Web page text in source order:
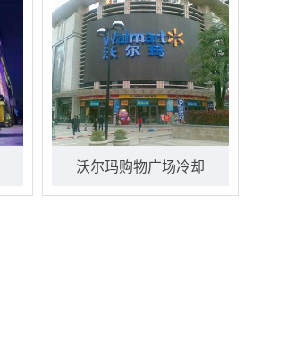
沃尔玛购物广场冷却